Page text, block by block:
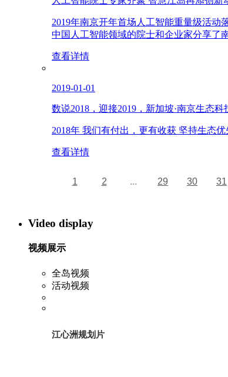
2019年南京开年首场人工智能重量级活
中国人工智能领域的院士和企业家分享了
查看详情
2019-01-01
数说2018，迎接2019，新加坡·南京生态科
2018年 我们有付出，更有收获 坚持生态
查看详情
1 2 ... 29 30 31
Video display
视频展示
全岛视频
活动视频
江心洲规划片